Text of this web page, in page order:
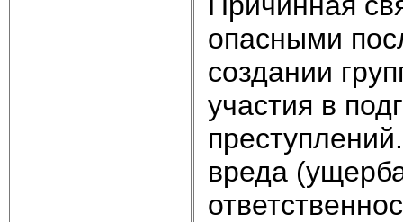
опасными
создании
участия в
вреда